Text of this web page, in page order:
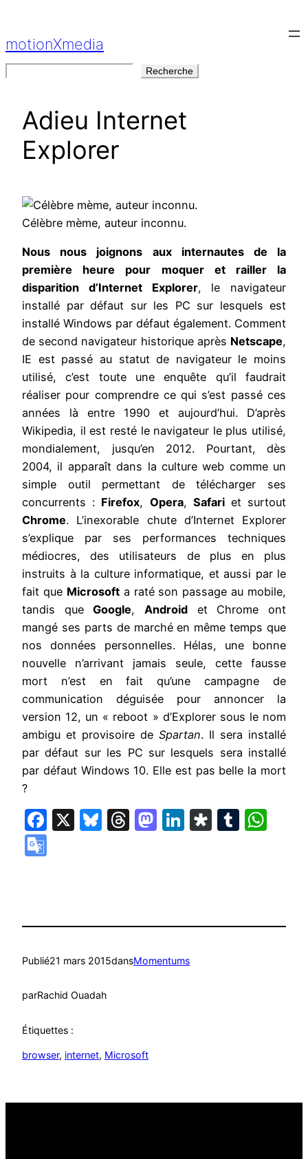
contenu
motionXmedia
Recherche
Adieu Internet
Explorer
Célèbre mème, auteur inconnu.
Nous nous joignons aux internautes de la
première heure pour moquer et railler la
disparition d’Internet Explorer, le navigateur
installé par défaut sur les PC sur lesquels est
installé Windows par défaut également. Comment
de second navigateur historique après Netscape,
IE est passé au statut de navigateur le moins
utilisé, c’est toute une enquête qu’il faudrait
réaliser pour comprendre ce qui s’est passé ces
années là entre 1990 et aujourd’hui. D’après
Wikipedia, il est resté le navigateur le plus utilisé,
mondialement, jusqu’en 2012. Pourtant, dès
2004, il apparaît dans la culture web comme un
simple outil permettant de télécharger ses
concurrents : Firefox, Opera, Safariet surtout
Chrome. L’inexorable chute d’Internet Explorer
s’explique par ses performances techniques
médiocres, des utilisateurs de plus en plus
instruits à la culture informatique, et aussi par le
fait que Microsofta raté son passage au mobile,
tandis queGoogle,Android et Chrome ont
mangé ses parts de marché en même temps que
nos données personnelles. Hélas, une bonne
nouvelle n’arrivant jamais seule, cette fausse
mort n’est en fait qu’une campagne de
communication déguisée pour annoncer la
version 12, un « reboot » d’Explorer sous le nom
ambigu et provisoire de Spartan. Il sera installé
par défaut sur les PC sur lesquels sera installé
par défaut Windows 10. Elle est pas belle la mort
?
Facebook
X Bluesky
Threads
Mastodon
LinkedIn
Diaspora
Publié21 mars 2015dansMomentums
parRachid Ouadah
Étiquettes :
browser, internet, Microsoft